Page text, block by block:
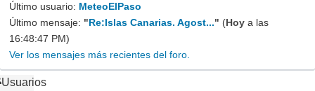
Último usuario: MeteoElPaso
Último mensaje: "Re:Islas Canarias. Agost..." (Hoy a las
16:48:47 PM)
Ver los mensajes más recientes del foro.
Usuarios